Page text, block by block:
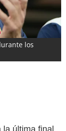
los
la última final